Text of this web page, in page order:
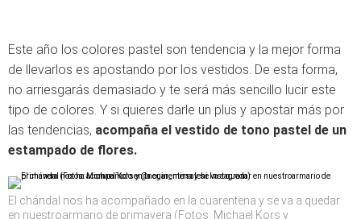
Este año los colores pastel son tendencia y la mejor forma
de llevarlos es apostando por los vestidos. De esta forma,
no arriesgarás demasiado y te será más sencillo lucir este
tipo de colores. Y si quieres darle un plus y apostar más por
las tendencias, acompaña el vestido de tono pastel de un
estampado de flores.
El chándal nos ha acompañado en la cuarentena y se va a quedar
en nuestroarmario de primavera (Fotos: Michael Kors y